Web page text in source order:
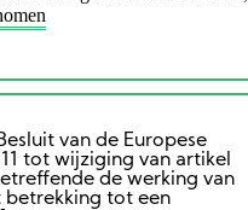
van de Europese
tot wijziging van artikel
de werking van
betrekking tot een